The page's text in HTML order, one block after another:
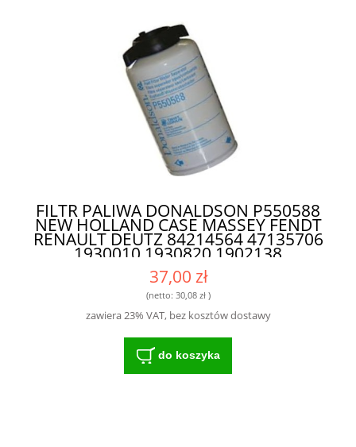
FILTR PALIWA DONALDSON P550588
NEW HOLLAND CASE MASSEY FENDT
RENAULT DEUTZ 84214564 47135706
1930010 1930820 1902138
1457434107 WK842/2 26561118
SN327 - SKUTECZNY FILTR
ZAPEWNIAJĄCY OCHRONĘ SILNIKA
37,00 zł
(netto: 30,08 zł)
zawiera 23% VAT, bez kosztów dostawy
do koszyka